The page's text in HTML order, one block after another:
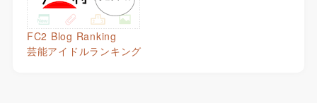
FC2 Blog Ranking
芸能アイドルランキング